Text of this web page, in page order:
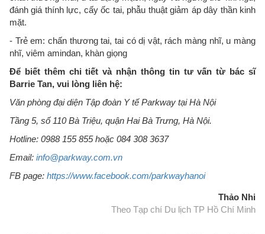
đánh giá thính lực, cấy ốc tai, phẫu thuật giảm áp dây thần kinh
mặt.
- Trẻ em: chấn thương tai, tai có dị vật, rách màng nhĩ, u màng
nhĩ, viêm amindan, khàn giọng
Để biết thêm chi tiết và nhận thông tin tư vấn từ bác sĩ
Barrie Tan, vui lòng liên hệ:
Văn phòng đại diện Tập đoàn Y tế Parkway tại Hà Nội
Tầng 5, số 110 Bà Triệu, quận Hai Bà Trưng, Hà Nội.
Hotline: 0988 155 855 hoặc 084 308 3637
Email: info@parkway.com.vn
FB page: https://www.facebook.com/parkwayhanoi
Thảo Nhi
Theo Tạp chí Du lịch TP Hồ Chí Minh